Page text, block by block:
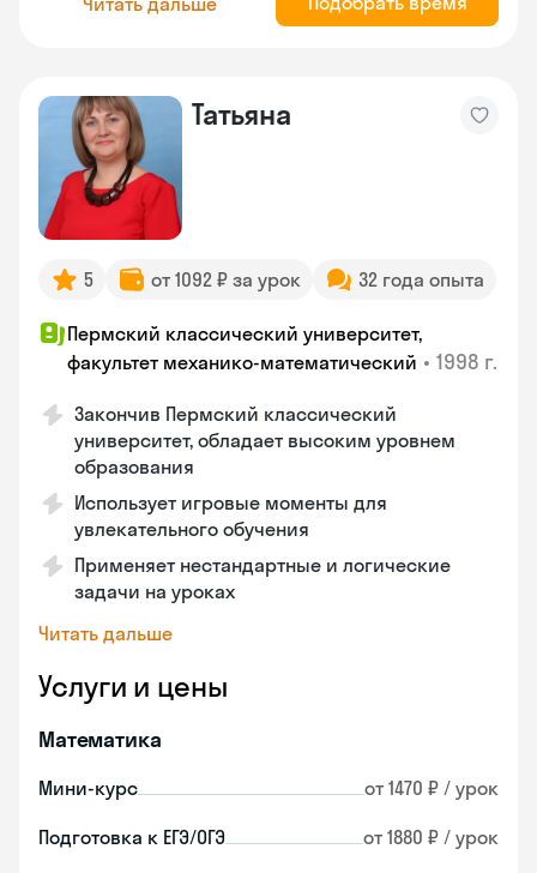
Татьяна
5 от 1092 ₽ за урок 32 года опыта
Пермский классический университет,
факультет механико-математический • 1998 г.
Закончив Пермский классический
университет, обладает высоким уровнем
образования
Использует игровые моменты для
увлекательного обучения
Применяет нестандартные и логические
задачи на уроках
Читать дальше
Услуги и цены
Математика
Мини-курс от 1470 ₽ / урок
Подготовка к ЕГЭ/ОГЭ от 1880 ₽ / урок